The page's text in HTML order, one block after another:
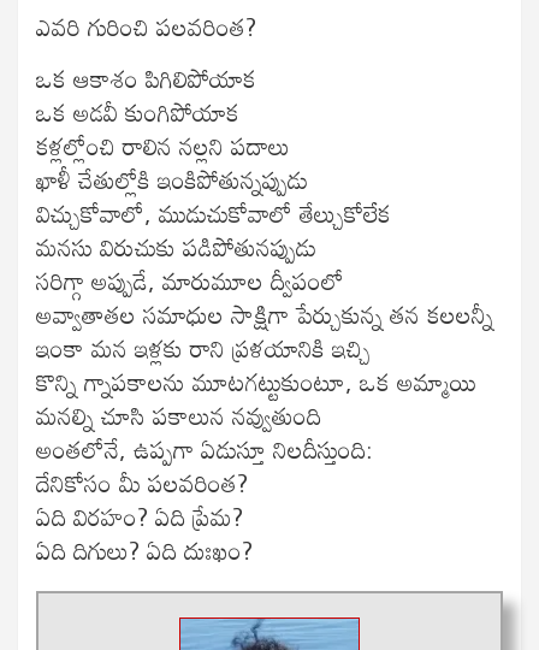
ఎవరి గురించి పలవరింత?
ఒక ఆకాశం పిగిలిపోయాక
ఒక అడవీ కుంగిపోయాక
కళ్లల్లోంచి రాలిన నల్లని పదాలు
ఖాళీ చేతుల్లోకి ఇంకిపోతున్నప్పుడు
విచ్చుకోవాలో, ముడుచుకోవాలో తేల్చుకోలేక
మనసు విరుచుకు పడిపోతునప్పుడు
సరిగ్గా అప్పుడే, మారుమూల ద్వీపంలో
అవ్వాతాతల సమాధుల సాక్షిగా పేర్చుకున్న తన కలలన్నీ
ఇంకా మన ఇళ్లకు రాని ప్రళయానికి ఇచ్చి
కొన్ని గ్నాపకాలను మూటగట్టుకుంటూ, ఒక అమ్మాయి
మనల్ని చూసి పకాలున నవ్వుతుంది
అంతలోనే, ఉప్పగా ఏడుస్తూ నిలదీస్తుంది:
దేనికోసం మీ పలవరింత?
ఏది విరహం? ఏది ప్రేమ?
ఏది దిగులు? ఏది దుఃఖం?